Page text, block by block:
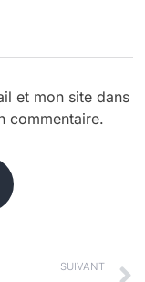
et mon site dans
commentaire.
SUIVANT